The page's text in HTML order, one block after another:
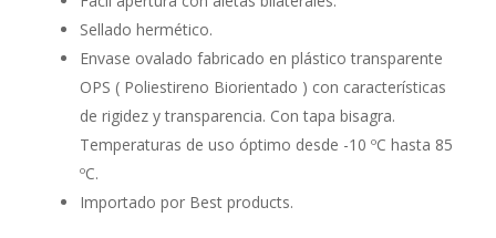
Sellado hermético.
Envase ovalado fabricado en plástico transparente
OPS ( Poliestireno Biorientado ) con características
de rigidez y transparencia. Con tapa bisagra.
Temperaturas de uso óptimo desde -10 ºC hasta 85
ºC.
Importado por Best products.